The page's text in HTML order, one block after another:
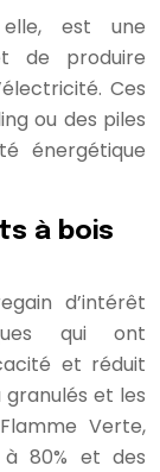
est une
de produire
Ces
ou des piles
énergétique
à bois
d’intérêt
qui ont
et réduit
granulés et les
Verte,
80% et des